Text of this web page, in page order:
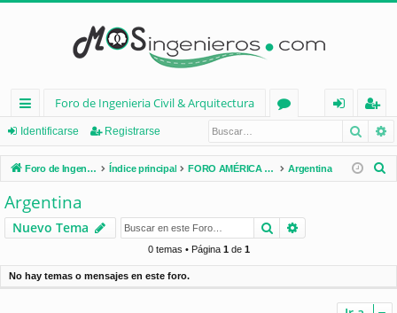
nl
ac
es
rá
pi
d
Foro de Ingenieria Civil & Arquitectura
os
nt
ifi
e
eg
ist
ra
Identificarse Registrarse
Foro de Ingenieria Civil & Arquitectura Índice principal FORO AMÉRICA LATINA Argentina
r
Argentina
Nuevo Tema Buscar
0 temas • Página 1de 1
No hay temas o mensajes en este foro.